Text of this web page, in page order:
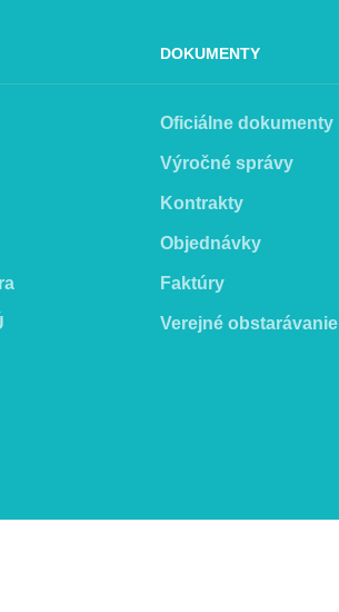
DOKUMENTY
Oficiálne dokumenty
Výročné správy
Kontrakty
Objednávky
Faktúry
Verejné obstarávanie